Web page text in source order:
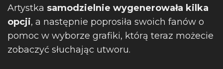
Artystka samodzielnie wygenerowała kilka
opcji, a następnie poprosiła swoich fanów o
pomoc w wyborze grafiki, którą teraz możecie
zobaczyć słuchając utworu.